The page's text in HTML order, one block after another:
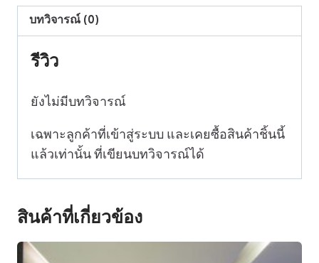
บทวิจารณ์ (0)
รีวิว
ยังไม่มีบทวิจารณ์
เฉพาะลูกค้าที่เข้าสู่ระบบ และเคยซื้อสินค้าชิ้นนี้
แล้วเท่านั้น ที่เขียนบทวิจารณ์ได้
สินค้าที่เกี่ยวข้อง